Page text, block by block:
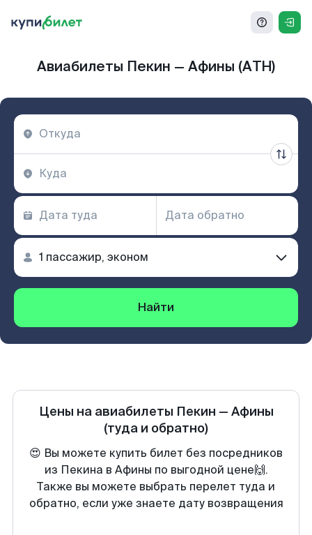
Авиабилеты Пекин — Афины (ATH)
Найти
Цены на авиабилеты Пекин — Афины
(туда и обратно)
😍 Вы можете купить билет без посредников
из Пекина в Афины по выгодной цене🙌.
Также вы можете выбрать перелет туда и
обратно, если уже знаете дату возвращения